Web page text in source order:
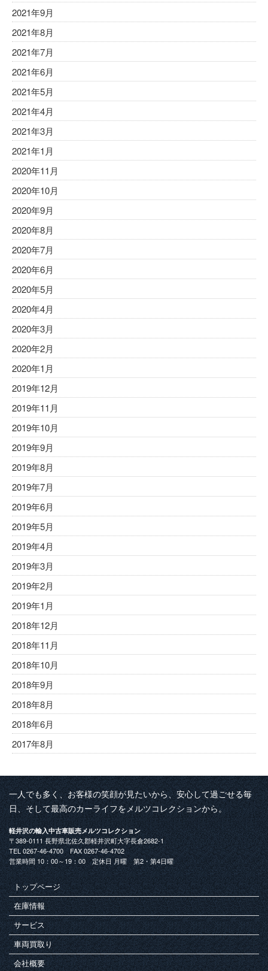
2021年9月
2021年8月
2021年7月
2021年6月
2021年5月
2021年4月
2021年3月
2021年1月
2020年11月
2020年10月
2020年9月
2020年8月
2020年7月
2020年6月
2020年5月
2020年4月
2020年3月
2020年2月
2020年1月
2019年12月
2019年11月
2019年10月
2019年9月
2019年8月
2019年7月
2019年6月
2019年5月
2019年4月
2019年3月
2019年2月
2019年1月
2018年12月
2018年11月
2018年10月
2018年9月
2018年8月
2018年6月
2017年8月
一人でも多く、お客様の笑顔が見たいから、安心して過ごせる毎
日、そして最高のカーライフをメルツコレクションから。
軽井沢の輸入中古車販売メルツコレクション
〒389-0111 長野県北佐久郡軽井沢町大字長倉2682-1
TEL 0267-46-4700 FAX 0267-46-4702
営業時間 10：00～19：00 定休日 月曜 第2・第4日曜
トップページ
在庫情報
サービス
車両買取り
会社概要